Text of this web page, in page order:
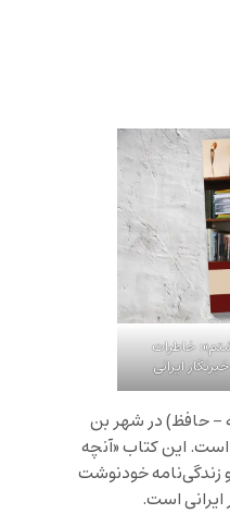
خاطرات
ایرانی
– حافظ) در شهر بن
است. این كتاب «آنچه
زندگی‌نامه خودنوشت
است.